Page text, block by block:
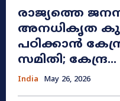
രാജ്യത്തെ
അനധികൃത
പഠിക്കാൻ
സമിതി; കേന്ദ്ര...
India May 26, 2026